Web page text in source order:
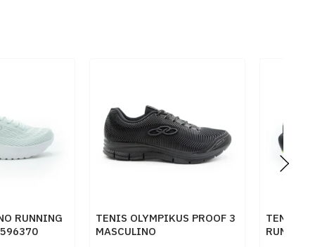
RUNNING
TENIS OLYMPIKUS PROOF 3
MASCULINO
TENIS